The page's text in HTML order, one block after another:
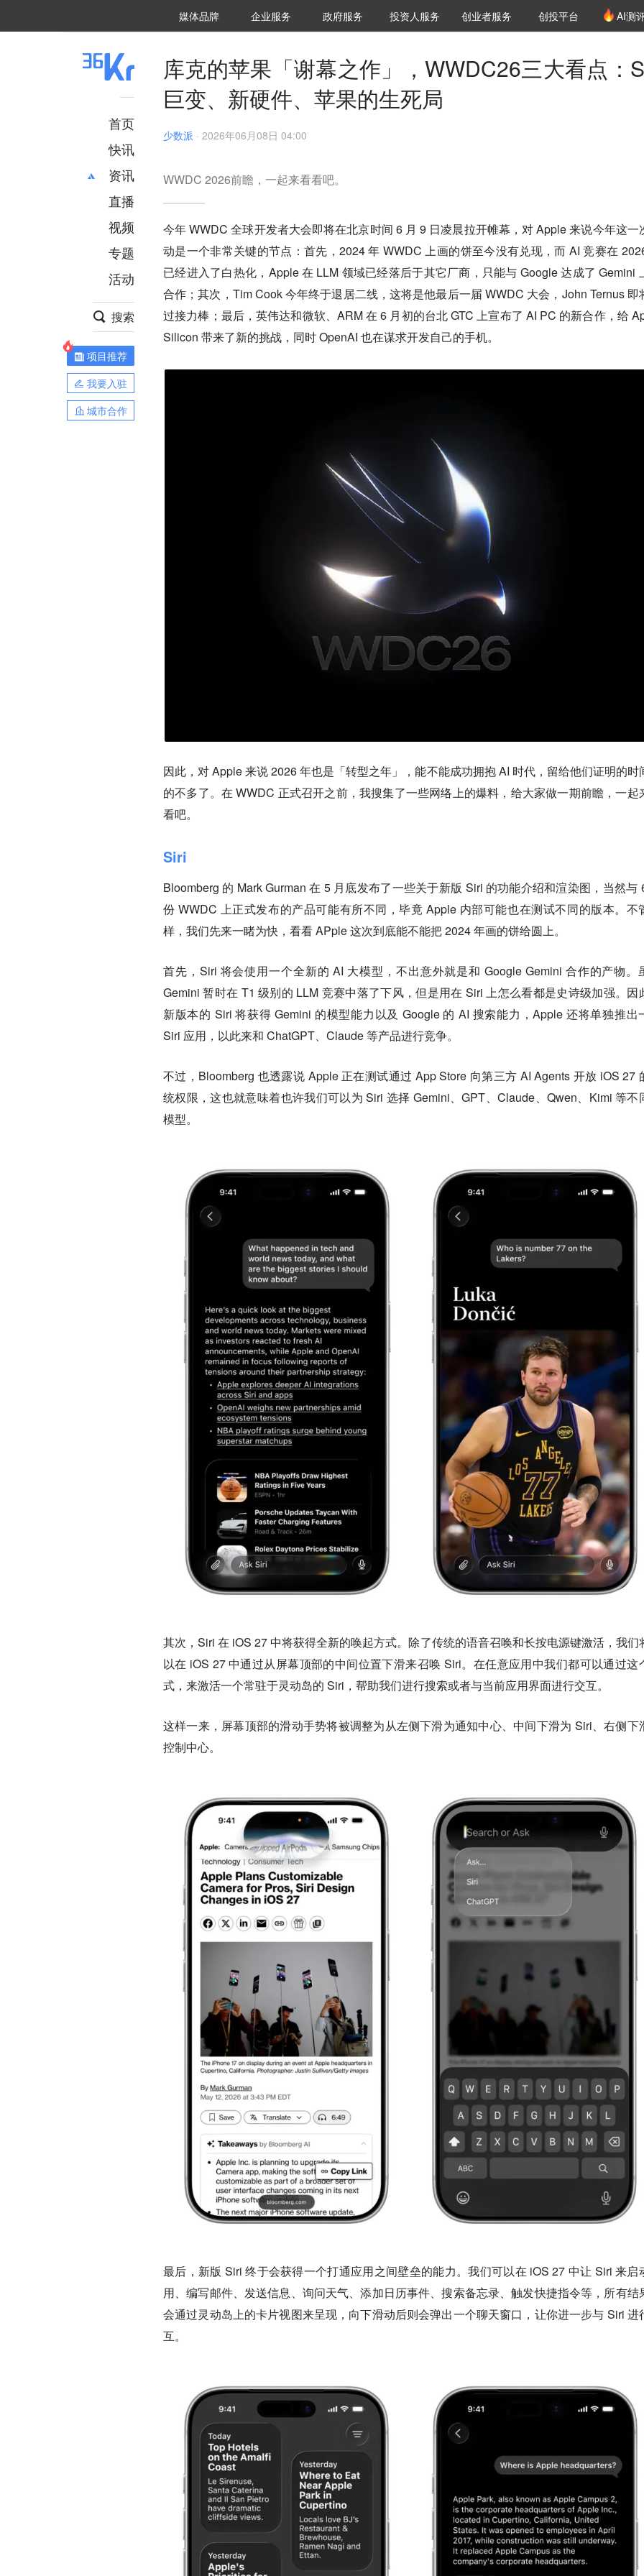
媒体品牌 36Kr研究院
企业服务 城市之窗
政府服务 VClub投资机构库
投资机构职位推介
投资人服务 创投氪堂
创业者服务 创投平台 AI测
首页
快讯
资讯
推荐
财经
项目推荐
安徽
直播
视频
专题
活动
搜索
项目推荐
我要入驻
城市合作
库克的苹果「谢幕之作」，WWDC26三大看点：
巨变、新硬件、苹果的生死局
少数派 · 2026年06月08日 04:00
WWDC 2026前瞻，一起来看看吧。
今年 WWDC 全球开发者大会即将在北京时间 6 月 9 日凌晨拉开帷幕，对 Apple 来说今年这一
动是一个非常关键的节点：首先，2024 年 WWDC 上画的饼至今没有兑现，而 AI 竞赛在
已经进入了白热化，Apple 在 LLM 领域已经落后于其它厂商，只能与 Google 达成了 Gemini
合作；其次，Tim Cook 今年终于退居二线，这将是他最后一届 WWDC 大会，John Ternus 即
过接力棒；最后，英伟达和微软、ARM 在 6 月初的台北 GTC 上宣布了 AI PC 的新合作，给
Silicon 带来了新的挑战，同时 OpenAI 也在谋求开发自己的手机。
因此，对 Apple 来说 2026 年也是「转型之年」，能不能成功拥抱 AI 时代，留给他们证明的时
的不多了。在 WWDC 正式召开之前，我搜集了一些网络上的爆料，给大家做一期前瞻，一起
看吧。
Siri
Bloomberg 的 Mark Gurman 在 5 月底发布了一些关于新版 Siri 的功能介绍和渲染图，当然与
份 WWDC 上正式发布的产品可能有所不同，毕竟 Apple 内部可能也在测试不同的版本。不
样，我们先来一睹为快，看看 APple 这次到底能不能把 2024 年画的饼给圆上。
首先，Siri 将会使用一个全新的 AI 大模型，不出意外就是和 Google Gemini 合作的产物。
Gemini 暂时在 T1 级别的 LLM 竞赛中落了下风，但是用在 Siri 上怎么看都是史诗级加强。因
新版本的 Siri 将获得 Gemini 的模型能力以及 Google 的 AI 搜索能力，Apple 还将单独推出
Siri 应用，以此来和 ChatGPT、Claude 等产品进行竞争。
不过，Bloomberg 也透露说 Apple 正在测试通过 App Store 向第三方 AI Agents 开放 iOS 27
统权限，这也就意味着也许我们可以为 Siri 选择 Gemini、GPT、Claude、Qwen、Kimi 等不
模型。
其次，Siri 在 iOS 27 中将获得全新的唤起方式。除了传统的语音召唤和长按电源键激活，我们
以在 iOS 27 中通过从屏幕顶部的中间位置下滑来召唤 Siri。在任意应用中我们都可以通过这
式，来激活一个常驻于灵动岛的 Siri，帮助我们进行搜索或者与当前应用界面进行交互。
这样一来，屏幕顶部的滑动手势将被调整为从左侧下滑为通知中心、中间下滑为 Siri、右侧下
控制中心。
最后，新版 Siri 终于会获得一个打通应用之间壁垒的能力。我们可以在 iOS 27 中让 Siri 来启
用、编写邮件、发送信息、询问天气、添加日历事件、搜索备忘录、触发快捷指令等，所有结
会通过灵动岛上的卡片视图来呈现，向下滑动后则会弹出一个聊天窗口，让你进一步与 Siri 进
互。